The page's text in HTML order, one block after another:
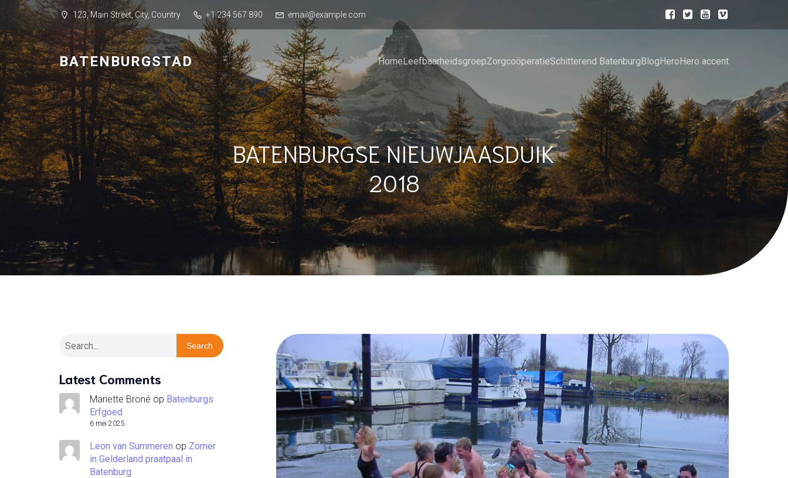
123, Main Street, City, Country +1 234 567 890 email@example.com
BATENBURGSTAD HomeLeefbaarheidsgroepZorgcoöperatieSchitterend BatenburgBlogHeroHero accent
BATENBURGSE NIEUWJAASDUIK
2018
Search
Latest Comments
Mariette Broné op Batenburgs
Erfgoed
6 mei 2025
Leon van Summeren op Zomer
in Gelderland praatpaal in
Batenburg